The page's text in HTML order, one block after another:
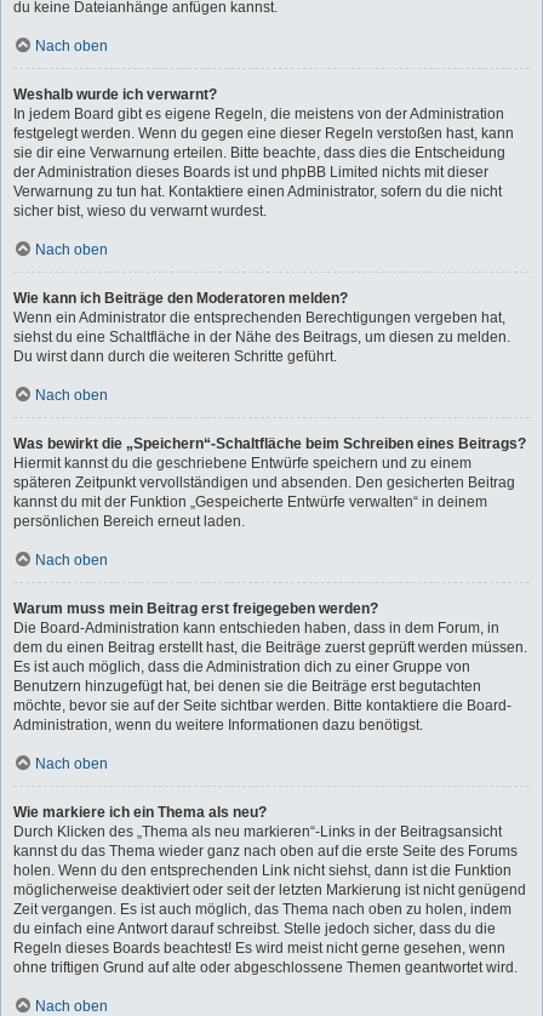
du keine Dateianhänge anfügen kannst.
Nach oben
Weshalb wurde ich verwarnt?
In jedem Board gibt es eigene Regeln, die meistens von der Administration
festgelegt werden. Wenn du gegen eine dieser Regeln verstoßen hast, kann
sie dir eine Verwarnung erteilen. Bitte beachte, dass dies die Entscheidung
der Administration dieses Boards ist und phpBB Limited nichts mit dieser
Verwarnung zu tun hat. Kontaktiere einen Administrator, sofern du die nicht
sicher bist, wieso du verwarnt wurdest.
Nach oben
Wie kann ich Beiträge den Moderatoren melden?
Wenn ein Administrator die entsprechenden Berechtigungen vergeben hat,
siehst du eine Schaltfläche in der Nähe des Beitrags, um diesen zu melden.
Du wirst dann durch die weiteren Schritte geführt.
Nach oben
Was bewirkt die „Speichern“-Schaltfläche beim Schreiben eines Beitrags?
Hiermit kannst du die geschriebene Entwürfe speichern und zu einem
späteren Zeitpunkt vervollständigen und absenden. Den gesicherten Beitrag
kannst du mit der Funktion „Gespeicherte Entwürfe verwalten“ in deinem
persönlichen Bereich erneut laden.
Nach oben
Warum muss mein Beitrag erst freigegeben werden?
Die Board-Administration kann entschieden haben, dass in dem Forum, in
dem du einen Beitrag erstellt hast, die Beiträge zuerst geprüft werden müssen.
Es ist auch möglich, dass die Administration dich zu einer Gruppe von
Benutzern hinzugefügt hat, bei denen sie die Beiträge erst begutachten
möchte, bevor sie auf der Seite sichtbar werden. Bitte kontaktiere die Board-
Administration, wenn du weitere Informationen dazu benötigst.
Nach oben
Wie markiere ich ein Thema als neu?
Durch Klicken des „Thema als neu markieren“-Links in der Beitragsansicht
kannst du das Thema wieder ganz nach oben auf die erste Seite des Forums
holen. Wenn du den entsprechenden Link nicht siehst, dann ist die Funktion
möglicherweise deaktiviert oder seit der letzten Markierung ist nicht genügend
Zeit vergangen. Es ist auch möglich, das Thema nach oben zu holen, indem
du einfach eine Antwort darauf schreibst. Stelle jedoch sicher, dass du die
Regeln dieses Boards beachtest! Es wird meist nicht gerne gesehen, wenn
ohne triftigen Grund auf alte oder abgeschlossene Themen geantwortet wird.
Nach oben